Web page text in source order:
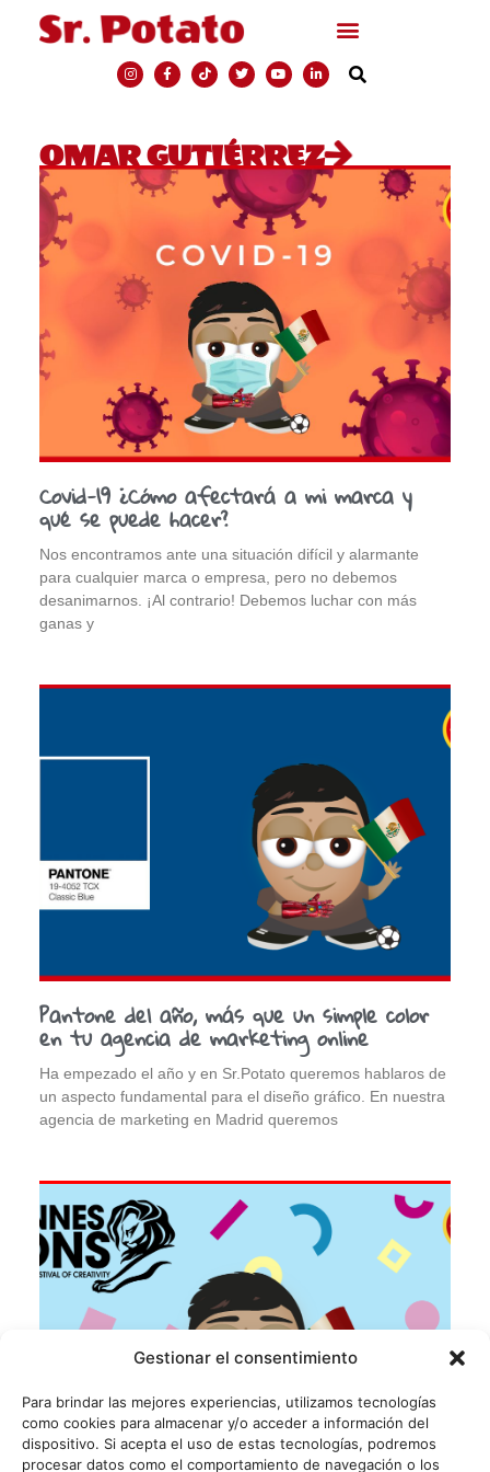
Gestionar el consentimiento
Para brindar las mejores experiencias, utilizamos tecnologías
como cookies para almacenar y/o acceder a información del
dispositivo. Si acepta el uso de estas tecnologías, podremos
procesar datos como el comportamiento de navegación o los
OMAR GUTIÉRREZ
Covid-19 ¿Cómo afectará a mi marca y
qué se puede hacer?
Nos encontramos ante una situación difícil y alarmante
para cualquier marca o empresa, pero no debemos
desanimarnos. ¡Al contrario! Debemos luchar con más
ganas y
Pantone del año, más que un simple color
en tu agencia de marketing online
Ha empezado el año y en Sr.Potato queremos hablaros de
un aspecto fundamental para el diseño gráfico. En nuestra
agencia de marketing en Madrid queremos